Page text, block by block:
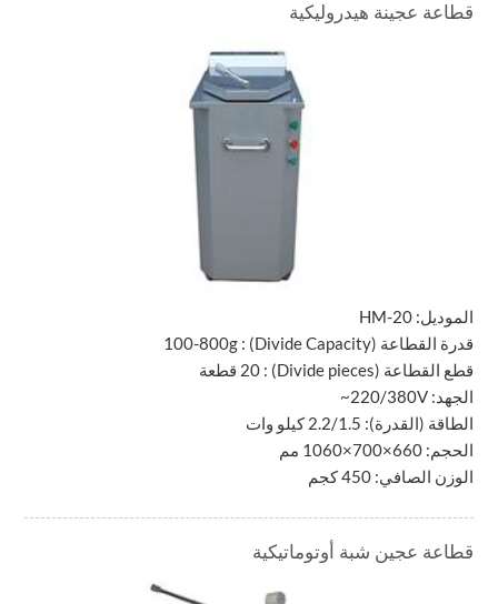
قطاعة عجينة هيدروليكية
الموديل:HM-20
قدرة القطاعة (Divide Capacity)
:
100-800g
قطع القطاعة (Divide pieces) : 20 قطعة
الجهد:~220/380V
الطاقة (القدرة): 2.2/1.5 كيلو وات
الحجم: 660×700×1060 مم
الوزن الصافي: 450 كجم
قطاعة عجين شبة أوتوماتيكية